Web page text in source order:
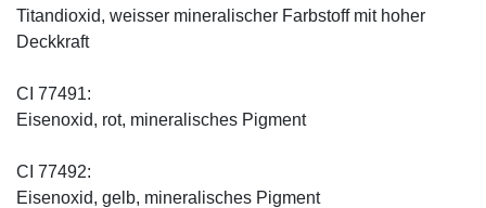
Titandioxid, weisser mineralischer Farbstoff mit hoher
Deckkraft
CI 77491:
Eisenoxid, rot, mineralisches Pigment
CI 77492:
Eisenoxid, gelb, mineralisches Pigment